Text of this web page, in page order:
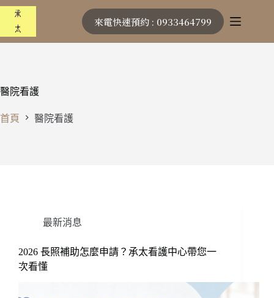
跳
主
來電快速預約 : 0933464799
醫院看護
首頁 醫院看護
最新消息
2026 長照補助怎麼申請？承太看護中心帶您一
次看懂